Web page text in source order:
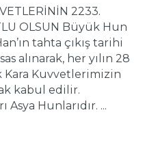
2233.
OLSUN Büyük Hun
tahta çıkış tarihi
alınarak, her yılın 28
Kara Kuvvetlerimizin
kabul edilir.
Hunlarıdır. ...